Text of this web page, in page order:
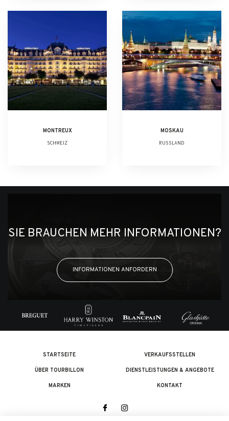
MONTREUX
SCHWEIZ
MOSKAU
RUSSLAND
SIE BRAUCHEN MEHR INFORMATIONEN?
INFORMATIONEN ANFORDERN
STARTSEITE
ÜBER TOURBILLON
MARKEN
VERKAUFSSTELLEN
DIENSTLEISTUNGEN & ANGEBOTE
KONTAKT